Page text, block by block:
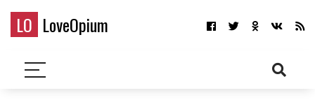
LO LoveOpium